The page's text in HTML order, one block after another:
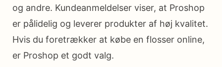
og andre. Kundeanmeldelser viser, at Proshop
er pålidelig og leverer produkter af høj kvalitet.
Hvis du foretrækker at købe en flosser online,
er Proshop et godt valg.